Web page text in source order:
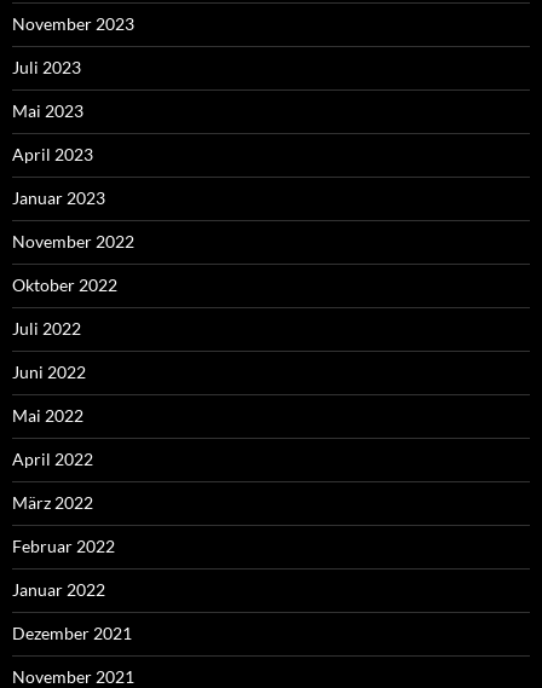
November 2023
Juli 2023
Mai 2023
April 2023
Januar 2023
November 2022
Oktober 2022
Juli 2022
Juni 2022
Mai 2022
April 2022
März 2022
Februar 2022
Januar 2022
Dezember 2021
November 2021